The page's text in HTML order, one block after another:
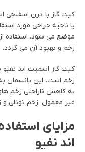
کیت گاز با درن اسفنجی
یا ناحیه جراحی مورد
موضع می شود. استفاده
زخم و بهبود آن می گردد.
کیت گاز اسمیت اند نفیو
زخم است. این پانسمان
به کاهش ناراحتی زخم
غیر معمول، زخم تونلی
مزایای
اند نفیو